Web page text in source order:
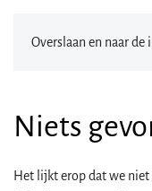
Overslaan en naar de
Niets
Het lijkt erop dat we